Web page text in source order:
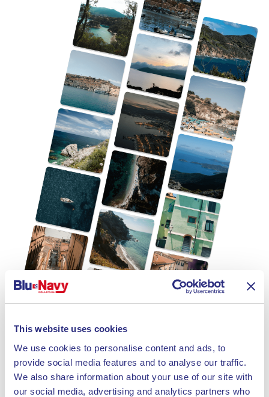
This website uses cookies
We use cookies to personalise content and ads, to
provide social media features and to analyse our traffic.
We also share information about your use of our site with
our social media, advertising and analytics partners who